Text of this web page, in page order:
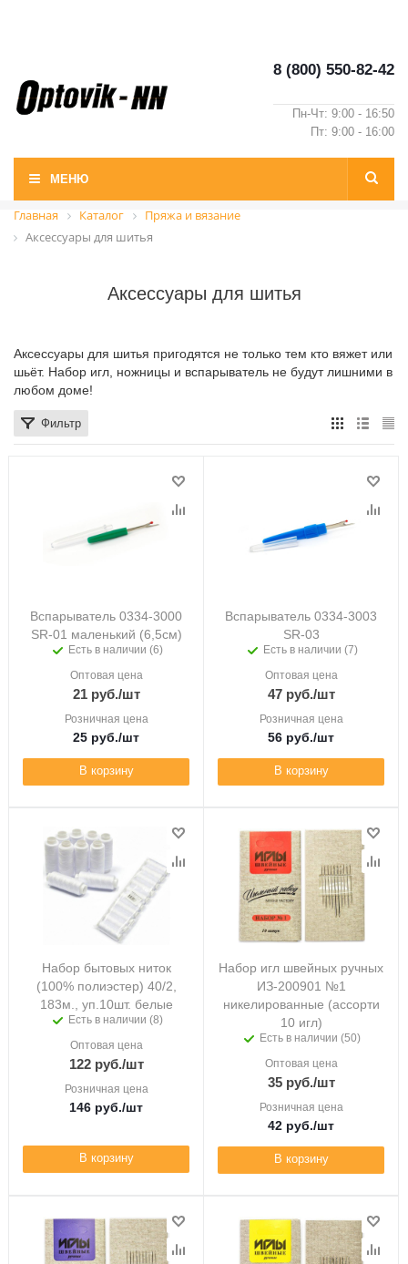
8 (800) 550-82-42
Пн-Чт: 9:00 - 16:50
Пт: 9:00 - 16:00
МЕНЮ
Главная Каталог
Пряжа и вязание
Аксессуары для шитья
Аксессуары для шитья
Аксессуары для шитья пригодятся не только тем кто вяжет или
шьёт. Набор игл, ножницы и вспарыватель не будут лишними в
любом доме!
Фильтр
Вспарыватель 0334-3000
SR-01 маленький (6,5см)
Есть в наличии (6)
Оптовая цена
21руб./шт
Розничная цена
25 руб./шт
В корзину
Вспарыватель 0334-3003
SR-03
Есть в наличии (7)
Оптовая цена
47руб./шт
Розничная цена
56 руб./шт
В корзину
Набор бытовых ниток
(100% полиэстер) 40/2,
183м., уп.10шт. белые
Есть в наличии (8)
Оптовая цена
122руб./шт
Розничная цена
146 руб./шт
В корзину
Набор игл швейных ручных
ИЗ-200901 №1
никелированные (ассорти
10 игл)
Есть в наличии (50)
Оптовая цена
35руб./шт
Розничная цена
42 руб./шт
В корзину